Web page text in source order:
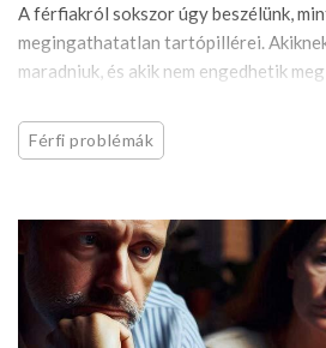
A férfiakról sokszor úgy beszélünk,
megingathatatlan tartópillérei.
maradniuk, és akik nem engedhetik
Férfi problémák